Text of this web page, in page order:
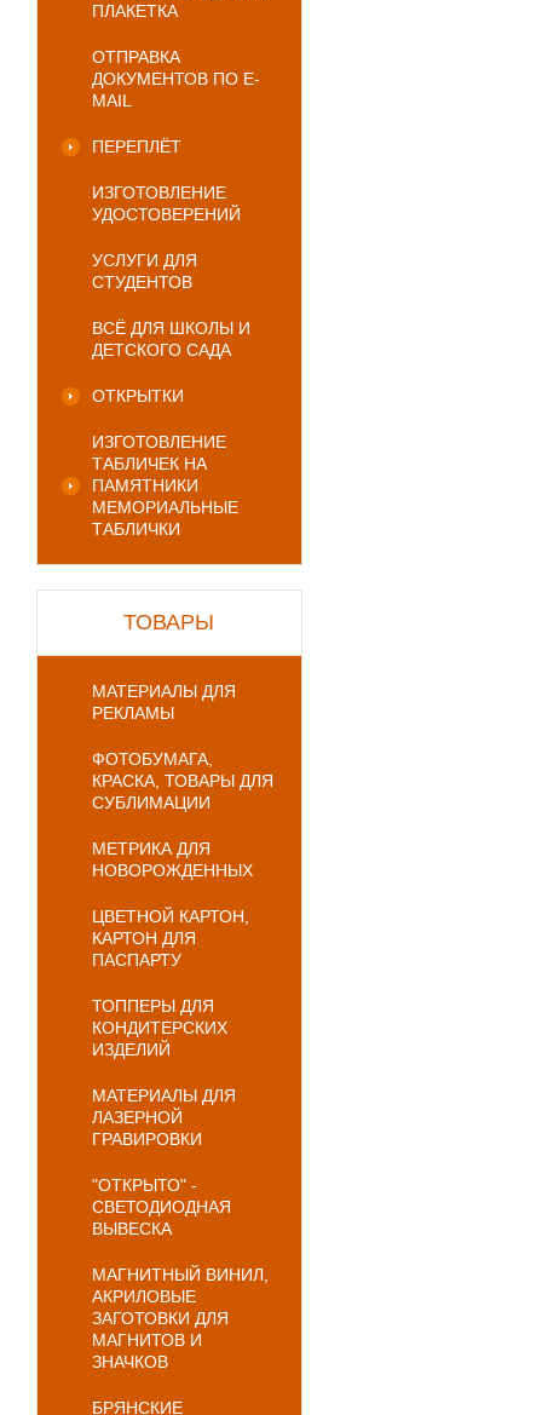
ПЛАКЕТКА
ОТПРАВКА
ДОКУМЕНТОВ ПО E-
MAIL
ПЕРЕПЛЁТ
ИЗГОТОВЛЕНИЕ
УДОСТОВЕРЕНИЙ
УСЛУГИ ДЛЯ
СТУДЕНТОВ
ВСЁ ДЛЯ ШКОЛЫ И
ДЕТСКОГО САДА
ОТКРЫТКИ
ИЗГОТОВЛЕНИЕ
ТАБЛИЧЕК НА
ПАМЯТНИКИ
МЕМОРИАЛЬНЫЕ
ТАБЛИЧКИ
ТОВАРЫ
МАТЕРИАЛЫ ДЛЯ
РЕКЛАМЫ
ФОТОБУМАГА,
КРАСКА, ТОВАРЫ ДЛЯ
СУБЛИМАЦИИ
МЕТРИКА ДЛЯ
НОВОРОЖДЕННЫХ
ЦВЕТНОЙ КАРТОН,
КАРТОН ДЛЯ
ПАСПАРТУ
ТОППЕРЫ ДЛЯ
КОНДИТЕРСКИХ
ИЗДЕЛИЙ
МАТЕРИАЛЫ ДЛЯ
ЛАЗЕРНОЙ
ГРАВИРОВКИ
"ОТКРЫТО" -
СВЕТОДИОДНАЯ
ВЫВЕСКА
МАГНИТНЫЙ ВИНИЛ,
АКРИЛОВЫЕ
ЗАГОТОВКИ ДЛЯ
МАГНИТОВ И
ЗНАЧКОВ
БРЯНСКИЕ